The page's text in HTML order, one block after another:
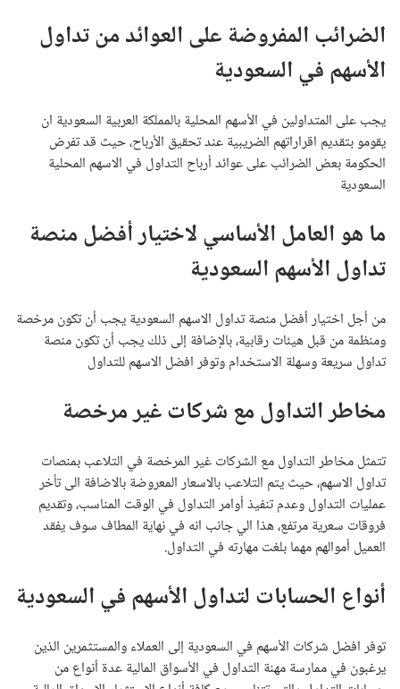
الضرائب المفروضة على العوائد من تداول
الأسهم في السعودية
يجب على المتداولين في الأسهم المحلية بالمملكة العربية السعودية ان
يقومو بتقديم اقراراتهم الضريبية عند تحقيق الأرباح، حيث قد تفرض
الحكومة بعض الضرائب على عوائد أرباح التداول في الاسهم المحلية
السعودية
ما هو العامل الأساسي لاختيار أفضل منصة
تداول الأسهم السعودية
من أجل اختيار أفضل منصة تداول الاسهم السعودية يجب أن تكون مرخصة
ومنظمة من قبل هيئات رقابية، بالإضافة إلى ذلك يجب أن تكون منصة
تداول سريعة وسهلة الاستخدام وتوفر افضل الاسهم للتداول
مخاطر التداول مع شركات غير مرخصة
تتمثل مخاطر التداول مع الشركات غير المرخصة في التلاعب بمنصات
تداول الاسهم، حيث يتم التلاعب بالاسعار المعروضة بالاضافة الى تأخر
عمليات التداول وعدم تنفيذ أوامر التداول في الوقت المناسب، وتقديم
فروقات سعرية مرتفع، هذا الي جانب انه في نهاية المطاف سوف يفقد
العميل أموالهم مهما بلغت مهارته في التداول.
أنواع الحسابات لتداول الأسهم في السعودية
توفر افضل شركات الأسهم في السعودية إلى العملاء والمستثمرين الذين
يرغبون في ممارسة مهنة التداول في الأسواق المالية عدة أنواع من